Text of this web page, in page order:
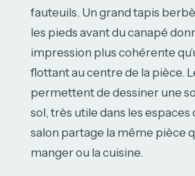
fauteuils. Un grand tapis
les pieds avant du canapé
impression plus cohérente
flottant au centre de la pièce.
permettent de dessiner une
sol, très utile dans les espaces
salon partage la même pièce
manger ou la cuisine.